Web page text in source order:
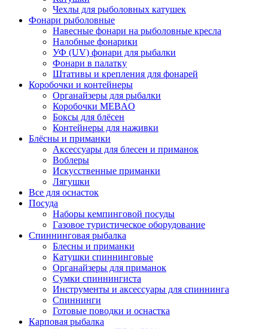
Чехлы для рыболовных катушек
Фонари рыболовные
Навесные фонари на рыболовные кресла
Налобные фонарики
УФ (UV) фонари для рыбалки
Фонари в палатку
Штативы и крепления для фонарей
Коробочки и контейнеры
Органайзеры для рыбалки
Коробочки MEBAO
Боксы для блёсен
Контейнеры для наживки
Блёсны и приманки
Аксессуары для блесен и приманок
Воблеры
Искусственные приманки
Лягушки
Все для оснасток
Посуда
Наборы кемпинговой посуды
Газовое туристическое оборудование
Спиннинговая рыбалка
Блесны и приманки
Катушки спиннинговые
Органайзеры для приманок
Сумки спиннингиста
Инструменты и аксессуары для спиннинга
Спиннинги
Готовые поводки и оснастка
Карповая рыбалка